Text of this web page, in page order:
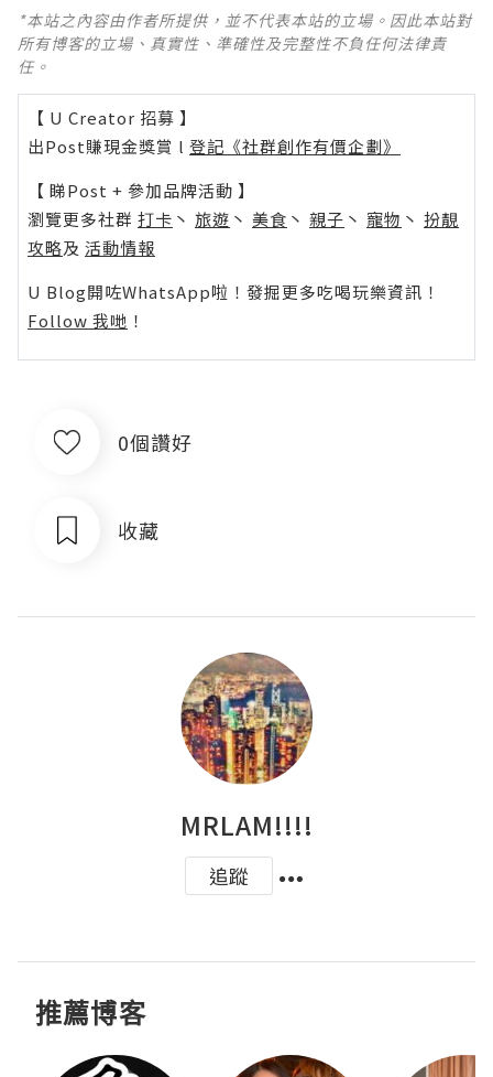
*本站之內容由作者所提供，並不代表本站的立場。因此本站對
所有博客的立場、真實性、準確性及完整性不負任何法律責
任。
【 U Creator 招募 】
出Post賺現金獎賞 l 登記《社群創作有價企劃》
【 睇Post + 參加品牌活動 】
瀏覽更多社群 打卡 丶 旅遊 丶 美食 丶 親子 丶 寵物 丶 扮靚
攻略及 活動情報
U Blog開咗WhatsApp啦！發掘更多吃喝玩樂資訊！
Follow 我哋 ！
0個讚好
收藏
MRLAM!!!!
追蹤
推薦博客